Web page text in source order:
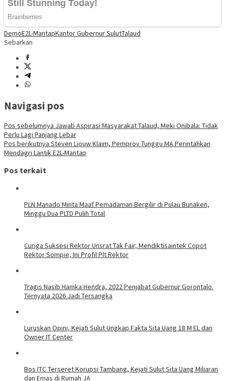
DemoE2L-MantapKantor Gubernur SulutTalaud
Sebarkan
Navigasi pos
Pos sebelumnya Jawab Aspirasi Masyarakat Talaud, Meki Onibala: Tidak
Perlu Lagi Panjang Lebar
Pos berikutnya Steven Liouw Klaim, Pemprov Tunggu MA Perintahkan
Mendagri Lantik E2L-Mantap
Pos terkait
PLN Manado Minta Maaf Pemadaman Bergilir di Pulau Bunaken,
Minggu Dua PLTD Pulih Total
Curiga Suksesi Rektor Unsrat Tak Fair, Mendiktisaintek Copot
Rektor Sompie, Ini Profil Plt Rektor
Tragis Nasib Hamka Hendra, 2022 Penjabat Gubernur Gorontalo.
Ternyata 2026 Jadi Tersangka
Luruskan Opini, Kejati Sulut Ungkap Fakta Sita Uang 18 M EL dan
Owner IT Center
Bos ITC Terseret Korupsi Tambang, Kejati Sulut Sita Uang Miliaran
dan Emas di Rumah JA